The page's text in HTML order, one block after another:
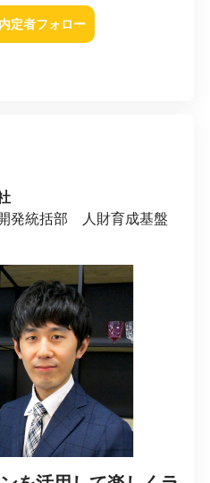
内定者フォロー
発統括部 人財育成基盤